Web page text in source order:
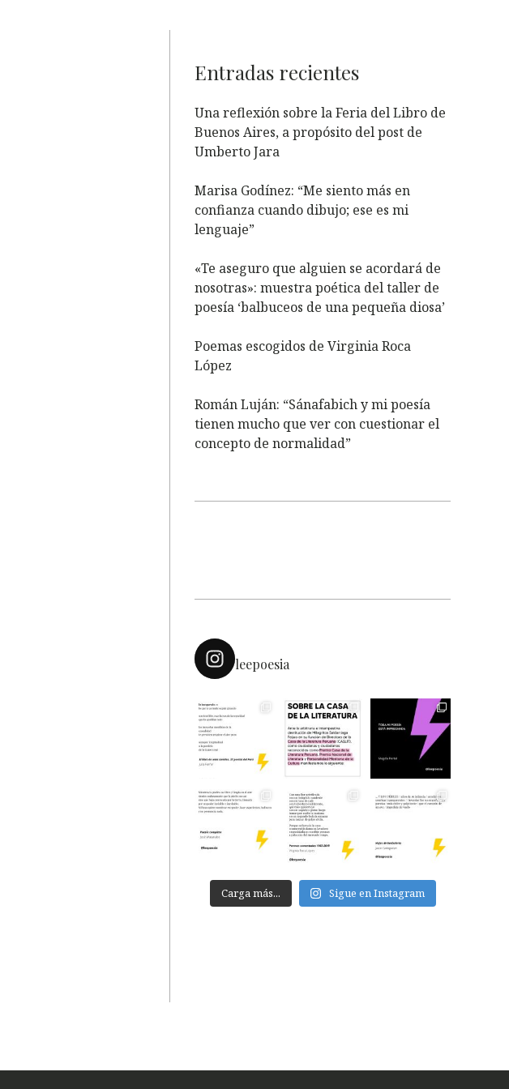
Entradas recientes
Una reflexión sobre la Feria del Libro de
Buenos Aires, a propósito del post de
Umberto Jara
Marisa Godínez: “Me siento más en
confianza cuando dibujo; ese es mi
lenguaje”
«Te aseguro que alguien se acordará de
nosotras»: muestra poética del taller de
poesía ‘balbuceos de una pequeña diosa’
Poemas escogidos de Virginia Roca
López
Román Luján: “Sánafabich y mi poesía
tienen mucho que ver con cuestionar el
concepto de normalidad”
leepoesia
Carga más... Sigue en Instagram